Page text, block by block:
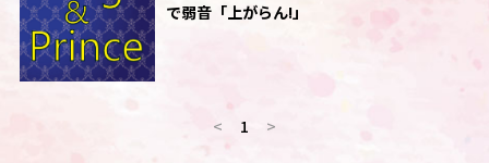
で弱音「上がらん!」
< 1 >